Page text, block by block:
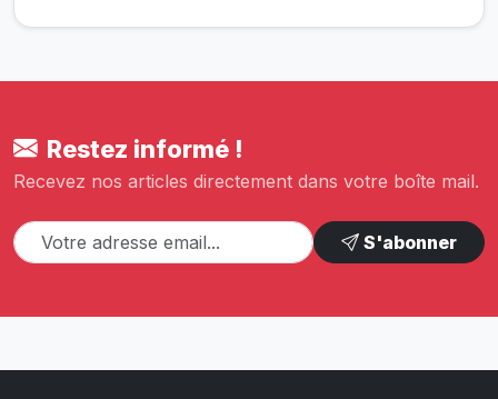
Restez informé !
Recevez nos articles directement dans votre boîte mail.
S'abonner